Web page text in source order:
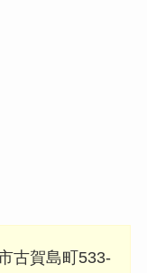
古賀島町533-